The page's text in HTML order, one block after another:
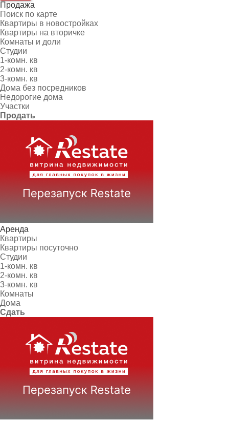
Продажа
Поиск по карте
Квартиры в новостройках
Квартиры на вторичке
Комнаты и доли
Студии
1-комн. кв
2-комн. кв
3-комн. кв
Дома без посредников
Недорогие дома
Участки
Продать
Аренда
Квартиры
Квартиры посуточно
Студии
1-комн. кв
2-комн. кв
3-комн. кв
Комнаты
Дома
Сдать